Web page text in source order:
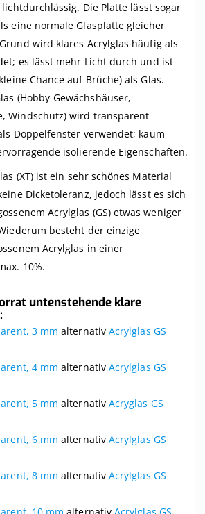
Die Platte lässt sogar
eine normale Glasplatte gleicher
wird klares Acrylglas häufig als
es lässt mehr Licht durch und ist
Chance auf Brüche) als Glas.
(Hobby-Gewächshäuser,
Windschutz) wird transparent
Doppelfenster verwendet; kaum
isolierende Eigenschaften.
(XT) ist ein sehr schönes Material
Dicketoleranz, jedoch lässt es sich
Acrylglas (GS) etwas weniger
besteht der einzige
Acrylglas in einer
10%.
untenstehende klare
3 mm alternativ Acrylglas GS
4 mm alternativ Acrylglas GS
5 mm alternativ Acryglas GS
6 mm alternativ Acrylglas GS
8 mm alternativ Acrylglas GS
10 mm alternativ Acrylglas GS